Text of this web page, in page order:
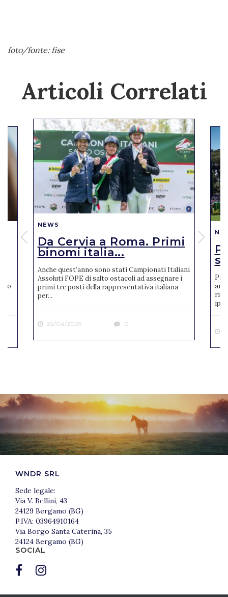
foto/fonte: fise
Articoli Correlati
NEWS
Da Cervia a Roma. Primi
binomi italia...
Anche quest’anno sono stati Campionati Italiani
Assoluti FOPE di salto ostacoli ad assegnare i
primi tre posti della rappresentativa italiana
per...
22/04/2025 0
WNDR SRL
Sede legale:
Via V. Bellini, 43
24129 Bergamo (BG)
P.IVA: 03964910164
Via Borgo Santa Caterina, 35
24124 Bergamo (BG)
SOCIAL